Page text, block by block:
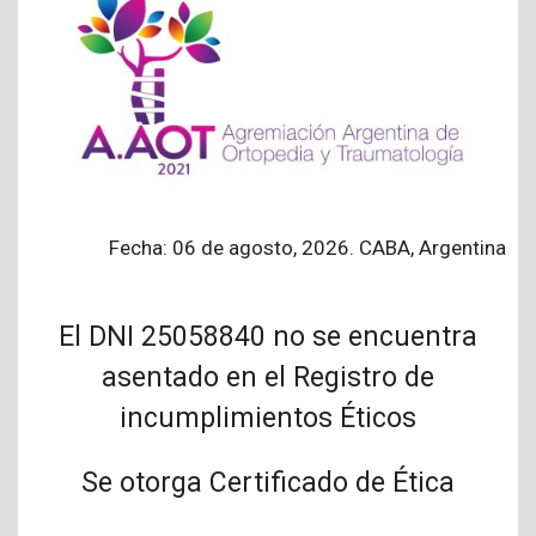
Fecha: 06 de agosto, 2026. CABA, Argentina
El DNI 25058840 no se encuentra
asentado en el Registro de
incumplimientos Éticos
Se otorga Certificado de Ética